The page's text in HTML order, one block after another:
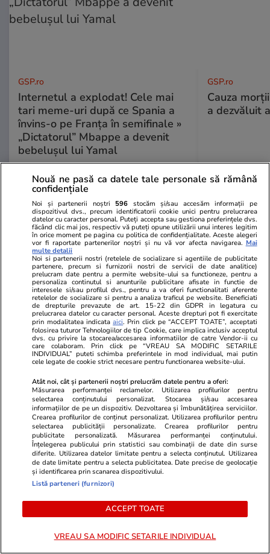
GSP.ro
Internetul a explodat! Cele mai
tari meme-uri după ce Spania a
învins-o pe Franța în semifinale »
„Dictatorul” Mbappe a devenit
bebelușul lui Yamal
GSP.ro
Cauza
a dezvăluit
PARTENERI
Mediafax.ro StirileKanalD.ro
Nouă ne pasă ca datele tale personale să rămână
confidențiale
Noi și partenerii noștri 596 stocăm și/sau accesăm informații pe
dispozitivul dvs., precum identificatorii cookie unici pentru prelucrarea
datelor cu caracter personal. Puteți accepta sau gestiona preferințele dvs.
făcând clic mai jos, respectiv vă puteți opune utilizării unui interes legitim
în orice moment pe pagina cu politica de confidențialitate. Aceste alegeri
vor fi raportate partenerilor noștri și nu vă vor afecta navigarea. Mai
multe detalii
Noi si partenerii nostri (retelele de socializare si agentiile de publicitate
partenere, precum si furnizorii nostri de servicii de date analitice)
prelucram date pentru a permite website-ului sa functioneze, pentru a
personaliza continutul si anunturile publicitare afisate in functie de
interesele si/sau profilul dvs., pentru a va oferi functionalitati aferente
retelelor de socializare si pentru a analiza traficul pe website. Beneficiati
de drepturile prevazute de art. 15-22 din GDPR in legatura cu
prelucrarea datelor cu caracter personal. Aceste drepturi pot fi exercitate
prin modalitatea indicataaici. Prin click pe “ACCEPT TOATE”, acceptati
folosirea tuturor Tehnologiilor de tip Cookie, care implica inclusiv acceptul
dvs. cu privire la stocarea/accesarea informatiilor de catre Vendor-ii cu
care colaboram. Prin click pe “VREAU SA MODIFIC SETARILE
INDIVIDUAL” puteti schimba preferintele in mod individual, mai putin
cele legate de cookie strict necesare pentru functionarea website-ului.
Atât noi, cât și partenerii noștri prelucrăm datele pentru a oferi:
Măsurarea performanței reclamelor. Utilizarea profilurilor pentru
selectarea conținutului personalizat. Stocarea și/sau accesarea
informațiilor de pe un dispozitiv. Dezvoltarea și îmbunătățirea serviciilor.
Crearea profilurilor de conținut personalizat. Utilizarea profilurilor pentru
selectarea publicității personalizate. Crearea profilurilor pentru
publicitate personalizată. Măsurarea performanței conținutului.
Înțelegerea publicului prin statistici sau combinații de date din surse
diferite. Utilizarea datelor limitate pentru a selecta conținutul. Utilizarea
de date limitate pentru a selecta publicitatea. Date precise de geolocație
și identificarea prin scanarea dispozitivului.
Listă parteneri (furnizori)
ACCEPT TOATE
VREAU SA MODIFIC SETARILE INDIVIDUAL